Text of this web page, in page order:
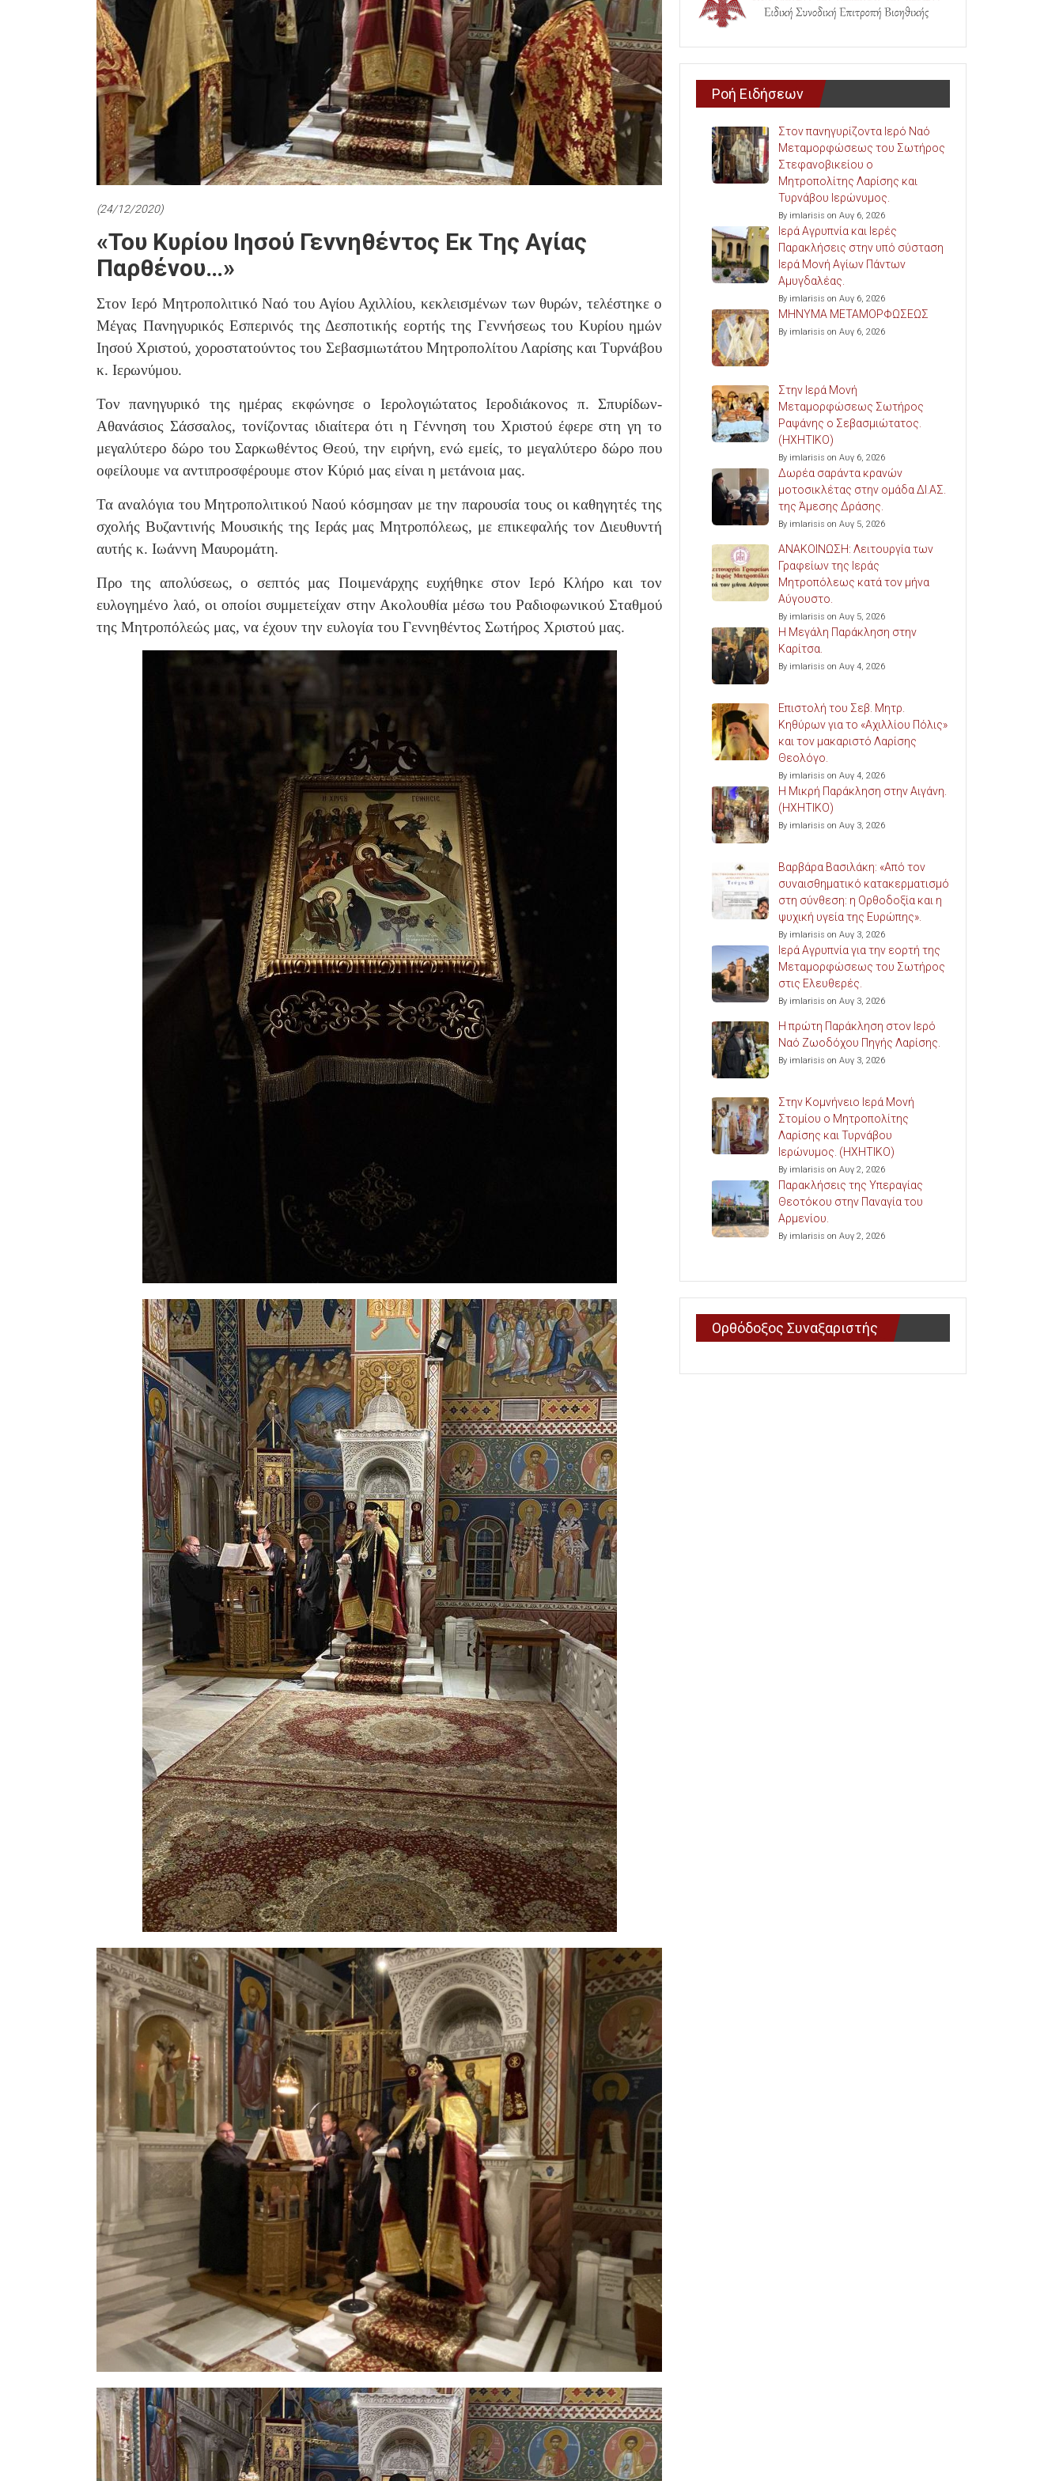
(24/12/2020)
«Του Κυρίου Ιησού Γεννηθέντος Εκ Της Αγίας
Παρθένου…»
Στον Ιερό Μητροπολιτικό Ναό του Αγίου Αχιλλίου, κεκλεισμένων των θυρών, τελέστηκε ο
Μέγας Πανηγυρικός Εσπερινός της Δεσποτικής εορτής της Γεννήσεως του Κυρίου ημών
Ιησού Χριστού, χοροστατούντος του Σεβασμιωτάτου Μητροπολίτου Λαρίσης και Τυρνάβου
κ. Ιερωνύμου.
Τον πανηγυρικό της ημέρας εκφώνησε ο Ιερολογιώτατος Ιεροδιάκονος π. Σπυρίδων-
Αθανάσιος Σάσσαλος, τονίζοντας ιδιαίτερα ότι η Γέννηση του Χριστού έφερε στη γη το
μεγαλύτερο δώρο του Σαρκωθέντος Θεού, την ειρήνη, ενώ εμείς, το μεγαλύτερο δώρο που
οφείλουμε να αντιπροσφέρουμε στον Κύριό μας είναι η μετάνοια μας.
Τα αναλόγια του Μητροπολιτικού Ναού κόσμησαν με την παρουσία τους οι καθηγητές της
σχολής Βυζαντινής Μουσικής της Ιεράς μας Μητροπόλεως, με επικεφαλής τον Διευθυντή
αυτής κ. Ιωάννη Μαυρομάτη.
Προ της απολύσεως, ο σεπτός μας Ποιμενάρχης ευχήθηκε στον Ιερό Κλήρο και τον
ευλογημένο λαό, οι οποίοι συμμετείχαν στην Ακολουθία μέσω του Ραδιοφωνικού Σταθμού
της Μητροπόλεώς μας, να έχουν την ευλογία του Γεννηθέντος Σωτήρος Χριστού μας.
Ροή Ειδήσεων
Στον πανηγυρίζοντα Ιερό Ναό
Μεταμορφώσεως του Σωτήρος
Στεφανοβικείου ο
Μητροπολίτης Λαρίσης και
Τυρνάβου Ιερώνυμος.
By imlarisis on Αυγ 6, 2026
Ιερά Αγρυπνία και Ιερές
Παρακλήσεις στην υπό σύσταση
Ιερά Μονή Αγίων Πάντων
Αμυγδαλέας.
By imlarisis on Αυγ 6, 2026
ΜΗΝΥΜΑ ΜΕΤΑΜΟΡΦΩΣΕΩΣ
By imlarisis on Αυγ 6, 2026
Στην Ιερά Μονή
Μεταμορφώσεως Σωτήρος
Ραψάνης ο Σεβασμιώτατος.
(ΗΧΗΤΙΚΟ)
By imlarisis on Αυγ 6, 2026
Δωρέα σαράντα κρανών
μοτοσικλέτας στην ομάδα ΔΙ.ΑΣ.
της Άμεσης Δράσης.
By imlarisis on Αυγ 5, 2026
ΑΝΑΚΟΙΝΩΣΗ: Λειτουργία των
Γραφείων της Ιεράς
Μητροπόλεως κατά τον μήνα
Αύγουστο.
By imlarisis on Αυγ 5, 2026
Η Μεγάλη Παράκληση στην
Καρίτσα.
By imlarisis on Αυγ 4, 2026
Επιστολή του Σεβ. Μητρ.
Κηθύρων για το «Αχιλλίου Πόλις»
και τον μακαριστό Λαρίσης
Θεολόγο.
By imlarisis on Αυγ 4, 2026
Η Μικρή Παράκληση στην Αιγάνη.
(ΗΧΗΤΙΚΟ)
By imlarisis on Αυγ 3, 2026
Βαρβάρα Βασιλάκη: «Από τον
συναισθηματικό κατακερματισμό
στη σύνθεση: η Ορθοδοξία και η
ψυχική υγεία της Ευρώπης».
By imlarisis on Αυγ 3, 2026
Ιερά Αγρυπνία για την εορτή της
Μεταμορφώσεως του Σωτήρος
στις Ελευθερές.
By imlarisis on Αυγ 3, 2026
Η πρώτη Παράκληση στον Ιερό
Ναό Ζωοδόχου Πηγής Λαρίσης.
By imlarisis on Αυγ 3, 2026
Στην Κομνήνειο Ιερά Μονή
Στομίου ο Μητροπολίτης
Λαρίσης και Τυρνάβου
Ιερώνυμος. (ΗΧΗΤΙΚΟ)
By imlarisis on Αυγ 2, 2026
Παρακλήσεις της Υπεραγίας
Θεοτόκου στην Παναγία του
Αρμενίου.
By imlarisis on Αυγ 2, 2026
Ορθόδοξος Συναξαριστής